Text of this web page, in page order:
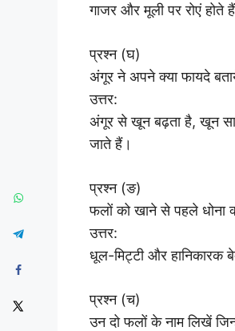
गाजर और मूली पर रोएं होते
प्रश्न (घ)
अंगूर ने अपने क्या फायदे
उत्तर:
अंगूर से खून बढ़ता है, खून
जाते हैं।
प्रश्न (ङ)
फलों को खाने से पहले धोना
उत्तर:
धूल-मिट्टी और हानिकारक
प्रश्न (च)
उन दो फलों के नाम लिखें